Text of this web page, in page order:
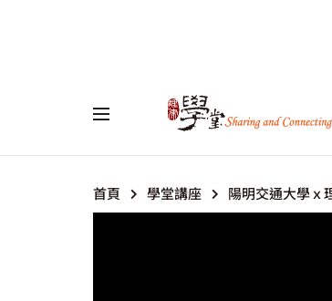
首頁 學堂講座 陽明交通大學ｘ